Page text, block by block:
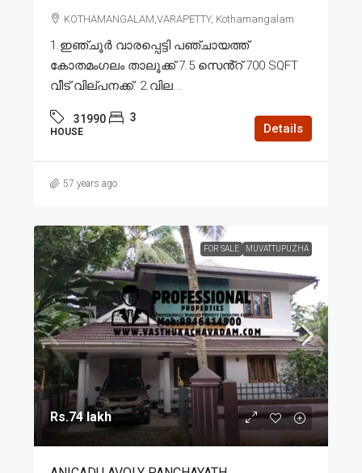
KOTHAMANGALAM,VARAPETTY, Kothamangalam
1.ഇഞ്ചൂർ വാരപ്പെട്ടി പഞ്ചായത്ത്
കോതമംഗലം താലൂക്ക് 7.5 സെൻ്റ് 700 SQFT
വീട് വില്പനക്ക്. 2.വില...
31990 3
HOUSE Details
57 years ago
FOR SALE MUVATTUPUZHA
Rs.74 lakh